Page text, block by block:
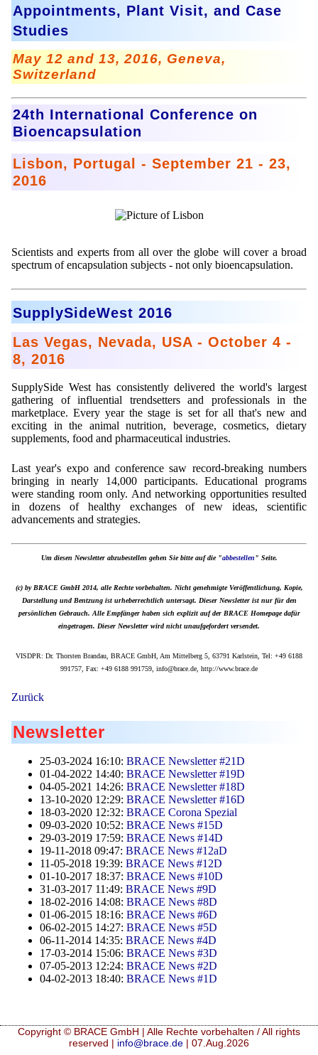
Appointments, Plant Visit, and Case
Studies
May 12 and 13, 2016, Geneva,
Switzerland
24th International Conference on
Bioencapsulation
Lisbon, Portugal - September 21 - 23,
2016
Scientists and experts from all over the globe will cover a broad
spectrum of encapsulation subjects - not only bioencapsulation.
SupplySideWest 2016
Las Vegas, Nevada, USA - October 4 -
8, 2016
SupplySide West has consistently delivered the world's largest
gathering of influential trendsetters and professionals in the
marketplace. Every year the stage is set for all that's new and
exciting in the animal nutrition, beverage, cosmetics, dietary
supplements, food and pharmaceutical industries.
Last year's expo and conference saw record-breaking numbers
bringing in nearly 14,000 participants. Educational programs
were standing room only. And networking opportunities resulted
in dozens of healthy exchanges of new ideas, scientific
advancements and strategies.
Um diesen Newsletter abzubestellen gehen Sie bitte auf die "abbestellen" Seite.
(c) by BRACE GmbH 2014, alle Rechte vorbehalten. Nicht genehmigte Veröffentlichung, Kopie,
Darstellung und Bentzung ist urheberrechtlich untersagt. Dieser Newsletter ist nur für den
persönlichen Gebrauch. Alle Empfänger haben sich explizit auf der BRACE Homepage dafür
eingetragen. Dieser Newsletter wird nicht unaufgefordert versendet.
VISDPR: Dr. Thorsten Brandau, BRACE GmbH, Am Mittelberg 5, 63791 Karlstein, Tel: +49 6188
991757, Fax: +49 6188 991759, info@brace.de, http://www.brace.de
Zurück
Newsletter
25-03-2024 16:10: BRACE Newsletter #21D
01-04-2022 14:40: BRACE Newsletter #19D
04-05-2021 14:26: BRACE Newsletter #18D
13-10-2020 12:29: BRACE Newsletter #16D
18-03-2020 12:32: BRACE Corona Spezial
09-03-2020 10:52: BRACE News #15D
29-03-2019 17:59: BRACE News #14D
19-11-2018 09:47: BRACE News #12aD
11-05-2018 19:39: BRACE News #12D
01-10-2017 18:37: BRACE News #10D
31-03-2017 11:49: BRACE News #9D
18-02-2016 14:08: BRACE News #8D
01-06-2015 18:16: BRACE News #6D
06-02-2015 14:27: BRACE News #5D
06-11-2014 14:35: BRACE News #4D
17-03-2014 15:06: BRACE News #3D
07-05-2013 12:24: BRACE News #2D
04-02-2013 18:40: BRACE News #1D
Copyright © BRACE GmbH | Alle Rechte vorbehalten / All rights
reserved | info@brace.de | 07.Aug.2026